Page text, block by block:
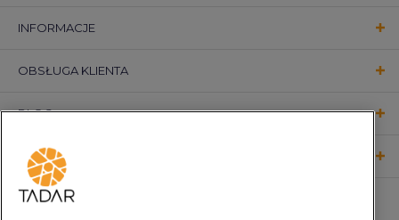
INFORMACJE
OBSŁUGA KLIENTA
BLOG
KONTAKT